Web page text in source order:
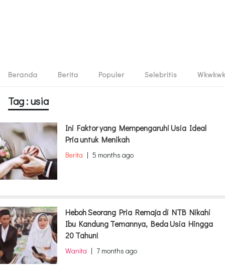
Beranda Berita Populer Selebritis Wkwkwk
Tag : usia
Ini Faktor yang Mempengaruhi Usia Ideal
Pria untuk Menikah
Berita | 5 months ago
Heboh Seorang Pria Remaja di NTB Nikahi
Ibu Kandung Temannya, Beda Usia Hingga
20 Tahun!
Wanita | 7 months ago